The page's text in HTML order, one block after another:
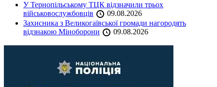
У Тернопільському ТЦК відзначили трьох
військовослужбовців
09.08.2026
Захисника з Великогаївської громади нагородять
відзнакою Міноборони
09.08.2026